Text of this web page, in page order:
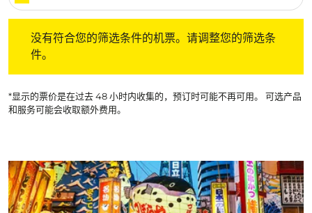
没有符合您的筛选条件的机票。请调整您的筛选条
件。
*显示的票价是在过去 48 小时内收集的，预订时可能不再可用。 可选产品
和服务可能会收取额外费用。